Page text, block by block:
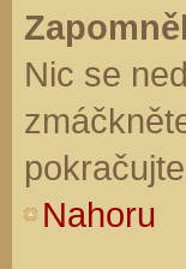
Nic se
Nahoru